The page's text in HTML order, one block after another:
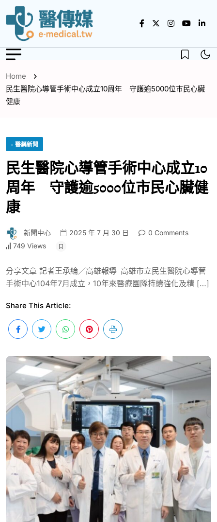
Home
民生醫院心導管手術中心成立10周年 守護逾5000位市民心臟
健康
- 醫藥新聞
民生醫院心導管手術中心成立10
周年 守護逾5000位市民心臟健
康
新聞中心 2025 年 7 月 30 日
0 Comments
749 Views
分享文章 記者王承綸／高雄報導 高雄市立民生醫院心導管
手術中心104年7月成立，10年來醫療團隊持續強化及精 […]
Share This Article: